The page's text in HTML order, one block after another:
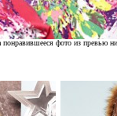
фото из превью